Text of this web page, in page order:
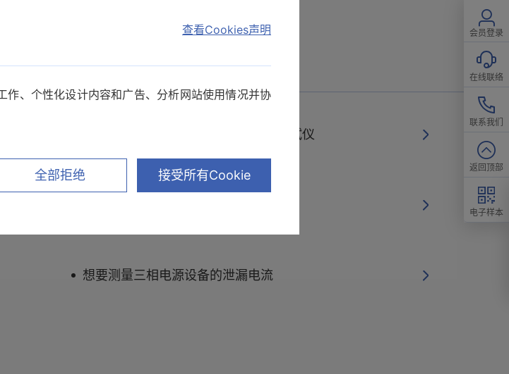
蜂鸣音（报警声）的设置 泄漏电流测试仪
想要测量三相电源设备的泄漏电流
会员登录
在线联络
联系我们
返回顶部
电子样本
查看Cookies声明
、个性化设计内容和广告、分析网站使用情况并协
全部拒绝 接受所有Cookie